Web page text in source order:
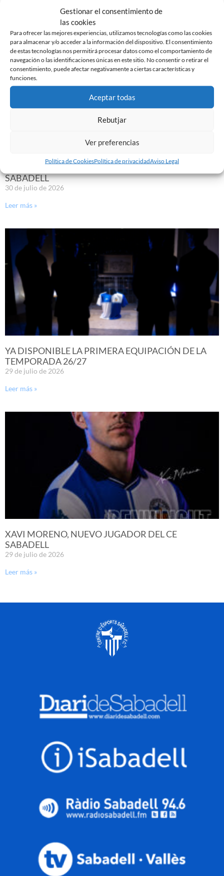
Gestionar el consentimiento de
las cookies
Para ofrecer las mejores experiencias, utilizamos tecnologías como las cookies
para almacenar y/o acceder a la información del dispositivo. El consentimiento
de estas tecnologías nos permitirá procesar datos como el comportamiento de
navegación o las identificaciones únicas en este sitio. No consentir o retirar el
consentimiento, puede afectar negativamente a ciertas características y
funciones.
Aceptar todas
Rebutjar
Ver preferencias
Política de CookiesPolítica de privacidadAviso Legal
peldaño dentro de las actividades de entretenimiento.
Noticias Relacionadas
EDGAR GONZÁLEZ, NUEVO JUGADOR DEL CE
SABADELL
GASTÓN VALLES, NUEVO JUGADOR DEL CE
SABADELL
30 de julio de 2026
Leer más »
YA DISPONIBLE LA PRIMERA EQUIPACIÓN DE LA
TEMPORADA 26/27
29 de julio de 2026
Leer más »
XAVI MORENO, NUEVO JUGADOR DEL CE
SABADELL
29 de julio de 2026
Leer más »